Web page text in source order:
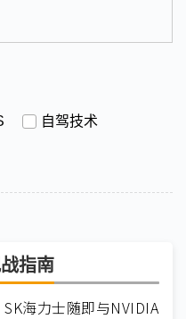
自驾技术
指南
海力士随即与NVIDIA